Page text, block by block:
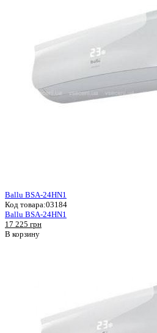
Ballu BSA-24HN1
Код товара:03184
Ballu BSA-24HN1
17 225 грн
В корзину